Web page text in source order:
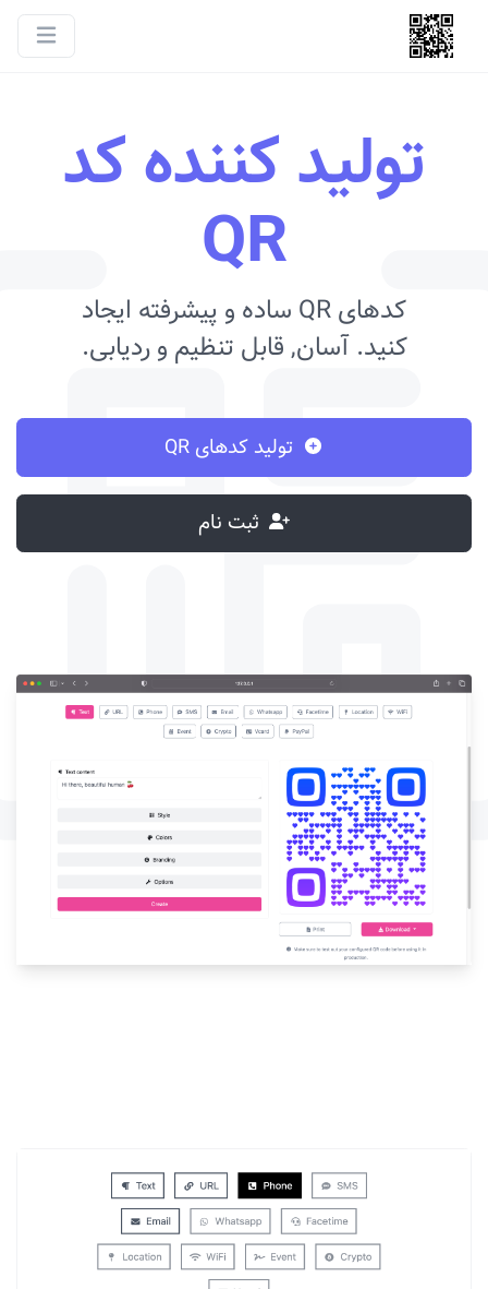
تولید کننده کد
QR
کدهای QR ساده و پیشرفته ایجاد
کنید. آسان, قابل تنظیم و ردیابی.
تولید کدهای QR
ثبت نام